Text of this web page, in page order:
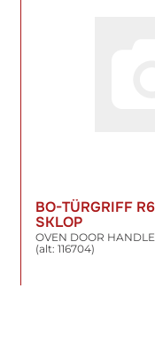
BO-TÜRGRIFF
SKLOP
OVEN DOOR HANDLE
(alt: 116704)